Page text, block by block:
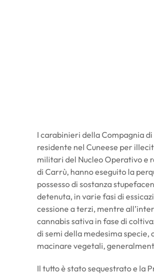
I carabinieri della Compagnia
residente nel Cuneese per
militari del Nucleo Operativo e
di Carrù, hanno eseguito la
possesso di sostanza
detenuta, in varie fasi di
cessione a terzi, mentre
cannabis sativa in fase di
di semi della medesima specie,
macinare vegetali,
Il tutto è stato sequestrato e la